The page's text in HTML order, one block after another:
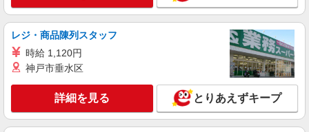
レジ・商品陳列スタッフ
時給 1,120円
神戸市垂水区
詳細を見る とりあえずキープ